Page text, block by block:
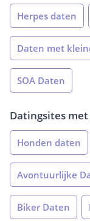
Herpes daten
Daten met
SOA Daten
Datingsites
Honden daten
Avontuurlijke
Biker Daten